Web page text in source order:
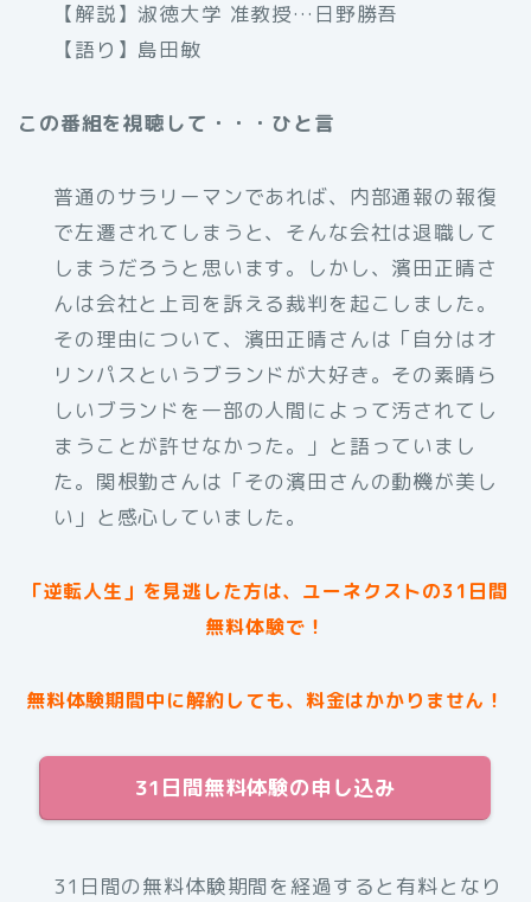
【解説】淑徳大学 准教授…日野勝吾
【語り】島田敏
この番組を視聴して・・・ひと言
普通のサラリーマンであれば、内部通報の報復
で左遷されてしまうと、そんな会社は退職して
しまうだろうと思います。しかし、濱田正晴さ
んは会社と上司を訴える裁判を起こしました。
その理由について、濱田正晴さんは「自分はオ
リンパスというブランドが大好き。その素晴ら
しいブランドを一部の人間によって汚されてし
まうことが許せなかった。」と語っていまし
た。関根勤さんは「その濱田さんの動機が美し
い」と感心していました。
「逆転人生」を見逃した方は、ユーネクストの31日間
無料体験で！
無料体験期間中に解約しても、料金はかかりません！
31日間無料体験の申し込み
31日間の無料体験期間を経過すると有料となり